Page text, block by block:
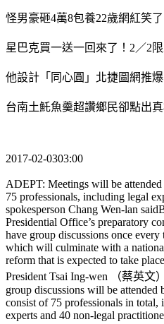
怪男豪砸4萬8包養22歲網紅笑了
星巴克買一送一回來了！2／2
他設計「同心圓」北捷圖網推爆
台南土魠魚羹超讚鄉民卻點出真
2017-02-0303:00
ADEPT: Meetings will be
75 professionals, including legal
spokesperson Chang Wen-lan
Presidential Office’s preparatory
have group discussions once
which will culminate with a
reform that is expected to take
President Tsai Ing-wen （蔡英文
group discussions will be attended
consist of 75 professionals in
experts and 40 non-legal